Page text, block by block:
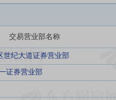
交易营业部名称
世纪大道证券营业部
证券营业部